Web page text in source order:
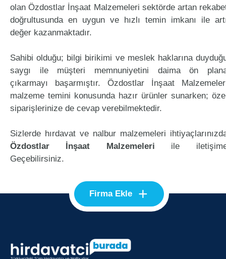
olan Özdostlar İnşaat Malzemeleri sektörde artan
doğrultusunda en uygun ve hızlı temin imkanı ile
değer kazanmaktadır.
Sahibi olduğu; bilgi birikimi ve meslek haklarına
saygı ile müşteri memnuniyetini daima ön
çıkarmayı başarmıştır. Özdostlar İnşaat
malzeme temini konusunda hazır ürünler sunarken;
siparişlerinize de cevap verebilmektedir.
Sizlerde hırdavat ve nalbur malzemeleri
Özdostlar İnşaat Malzemeleri ile
Geçebilirsiniz.
Firma Ekle +